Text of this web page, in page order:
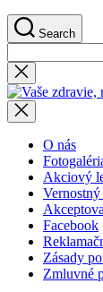
Search
Close
search
O nás
Akciový
Vernostný
Facebook
Zásady
Zmluvné